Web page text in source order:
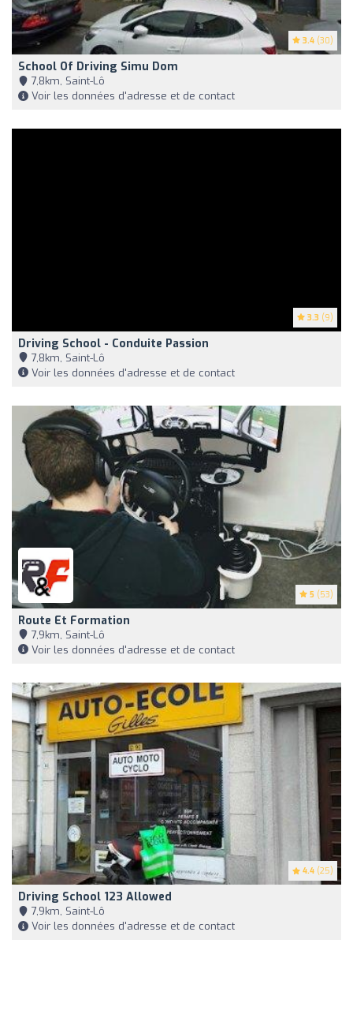
3.4 (30)
School Of Driving Simu Dom
7,8km, Saint-Lô
Voir les données d'adresse et de contact
3.3 (9)
Driving School - Conduite Passion
7,8km, Saint-Lô
Voir les données d'adresse et de contact
5 (53)
Route Et Formation
7,9km, Saint-Lô
Voir les données d'adresse et de contact
4.4 (25)
Driving School 123 Allowed
7,9km, Saint-Lô
Voir les données d'adresse et de contact